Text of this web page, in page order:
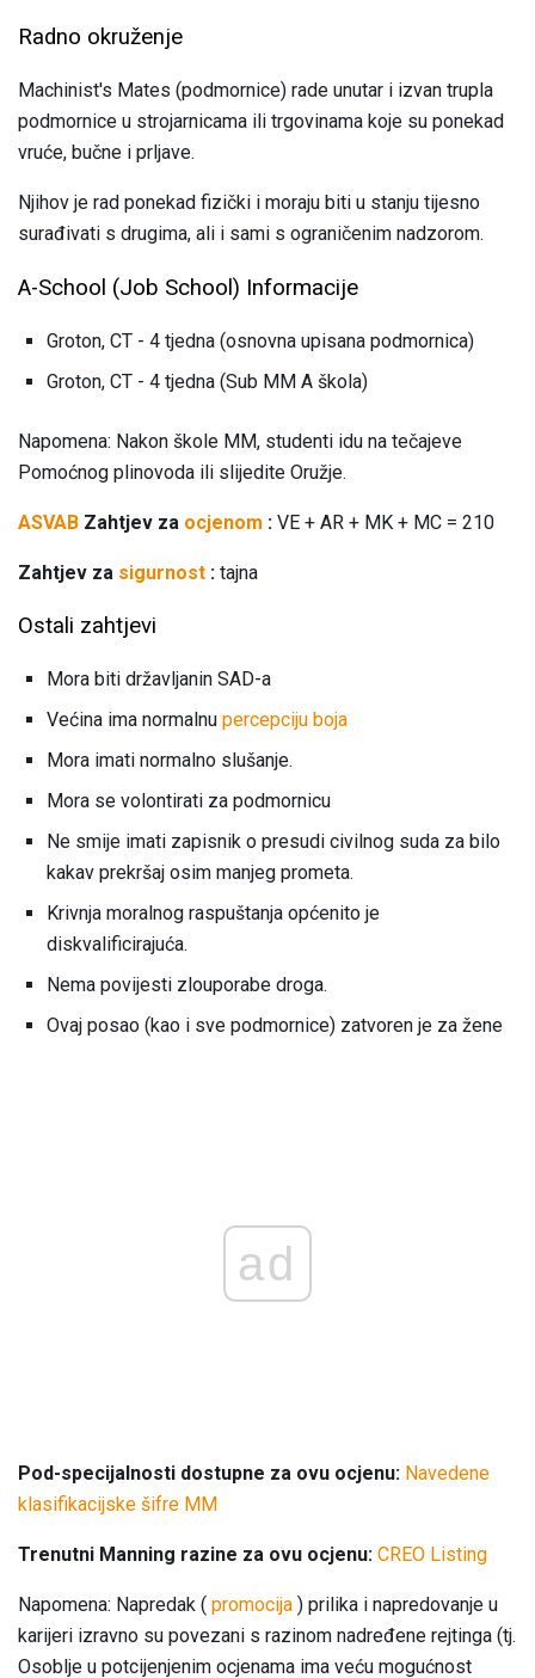
Radno okruženje
Machinist's Mates (podmornice) rade unutar i izvan trupla
podmornice u strojarnicama ili trgovinama koje su ponekad
vruće, bučne i prljave.
Njihov je rad ponekad fizički i moraju biti u stanju tijesno
surađivati ​​s drugima, ali i sami s ograničenim nadzorom.
A-School (Job School) Informacije
Groton, CT - 4 tjedna (osnovna upisana podmornica)
Groton, CT - 4 tjedna (Sub MM A škola)
Napomena: Nakon škole MM, studenti idu na tečajeve
Pomoćnog plinovoda ili slijedite Oružje.
ASVAB Zahtjev za ocjenom : VE + AR + MK + MC = 210
Zahtjev za sigurnost : tajna
Ostali zahtjevi
Mora biti državljanin SAD-a
Većina ima normalnu percepciju boja
Mora imati normalno slušanje.
Mora se volontirati za podmornicu
Ne smije imati zapisnik o presudi civilnog suda za bilo
kakav prekršaj osim manjeg prometa.
Krivnja moralnog raspuštanja općenito je
diskvalificirajuća.
Nema povijesti zlouporabe droga.
Ovaj posao (kao i sve podmornice) zatvoren je za žene
ad
Pod-specijalnosti dostupne za ovu ocjenu: Navedene
klasifikacijske šifre MM
Trenutni Manning razine za ovu ocjenu: CREO Listing
Napomena: Napredak ( promocija ) prilika i napredovanje u
karijeri izravno su povezani s razinom nadređene rejtinga (tj.
Osoblje u potcijenjenim ocjenama ima veću mogućnost